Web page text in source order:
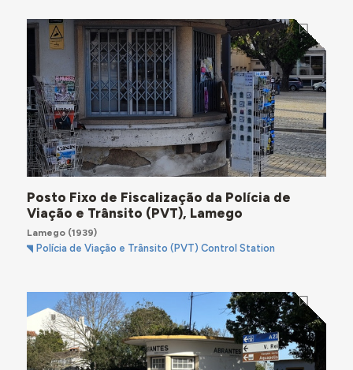
Posto Fixo de Fiscalização da Polícia de
Viação e Trânsito (PVT), Lamego
Lamego(1939)
Polícia de Viação e Trânsito (PVT) Control Station